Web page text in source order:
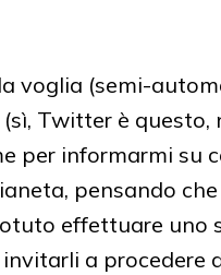
voglia (semi-
Twitter è
per informarmi su
pensando
effettuare uno
a procedere